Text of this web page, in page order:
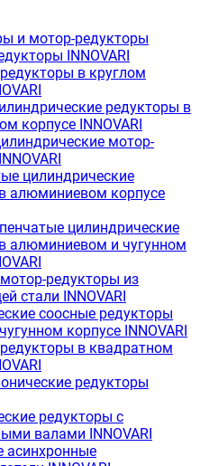
и мотор-редукторы
INNOVARI
в круглом
редукторы в
корпусе INNOVARI
мотор-
цилиндрические
алюминиевом корпусе
цилиндрические
алюминиевом и чугунном
редукторы из
стали INNOVARI
соосные редукторы
корпусе INNOVARI
в квадратном
редукторы
редукторы с
валами INNOVARI
асинхронные